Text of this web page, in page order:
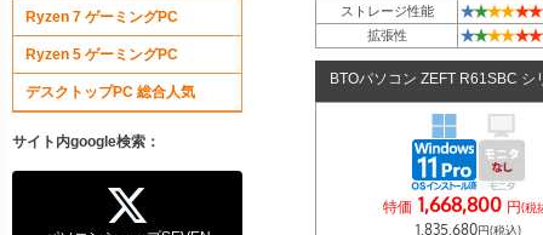
ストレージ性能 ★★★★★★
拡張性 ★★★★★★
BTOパソコン ZEFT R61SBC シ
特価 1,668,800 円(税
1,835,680円(税込)
Ryzen 7 ゲーミングPC
Ryzen 5 ゲーミングPC
デスクトップPC 総合人気
サイト内google検索：